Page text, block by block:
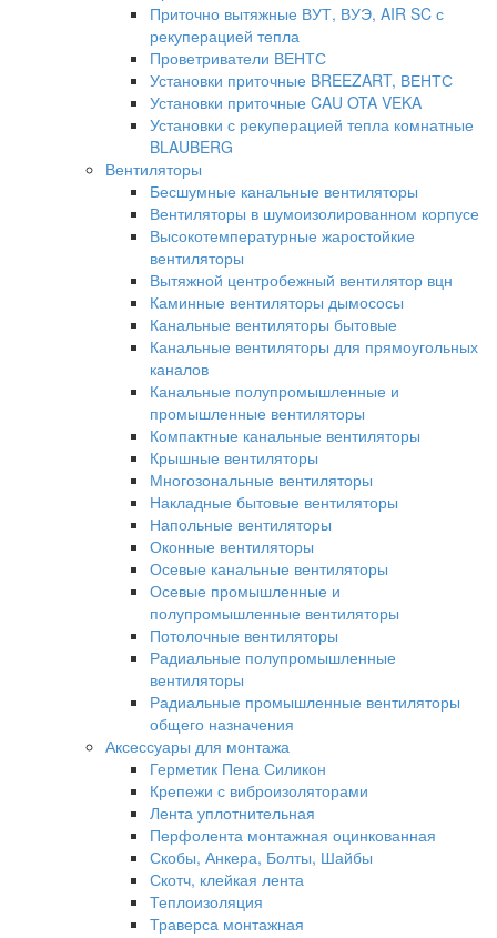
Приточно вытяжные ВУТ, ВУЭ, AIR SC с
рекуперацией тепла
Проветриватели ВЕНТС
Установки приточные BREEZART, ВЕНТС
Установки приточные CAU OTA VEKA
Установки с рекуперацией тепла комнатные
BLAUBERG
Вентиляторы
Бесшумные канальные вентиляторы
Вентиляторы в шумоизолированном корпусе
Высокотемпературные жаростойкие
вентиляторы
Вытяжной центробежный вентилятор вцн
Каминные вентиляторы дымососы
Канальные вентиляторы бытовые
Канальные вентиляторы для прямоугольных
каналов
Канальные полупромышленные и
промышленные вентиляторы
Компактные канальные вентиляторы
Крышные вентиляторы
Многозональные вентиляторы
Накладные бытовые вентиляторы
Напольные вентиляторы
Оконные вентиляторы
Осевые канальные вентиляторы
Осевые промышленные и
полупромышленные вентиляторы
Потолочные вентиляторы
Радиальные полупромышленные
вентиляторы
Радиальные промышленные вентиляторы
общего назначения
Аксессуары для монтажа
Герметик Пена Силикон
Крепежи с виброизоляторами
Лента уплотнительная
Перфолента монтажная оцинкованная
Скобы, Анкера, Болты, Шайбы
Скотч, клейкая лента
Теплоизоляция
Траверса монтажная